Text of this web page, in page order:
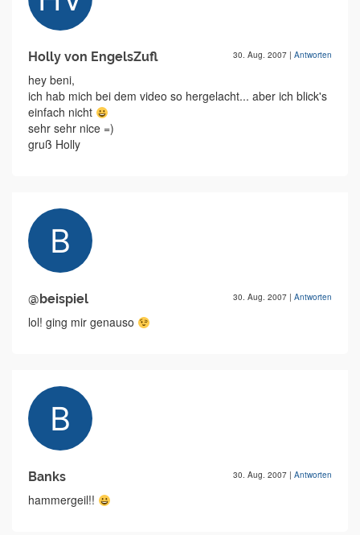
Holly von EngelsZufl 30. Aug. 2007 | Antworten
hey beni,
ich hab mich bei dem video so hergelacht... aber ich blick's
einfach nicht
sehr sehr nice =)
gruß Holly
@beispiel 30. Aug. 2007 | Antworten
lol! ging mir genauso
Banks 30. Aug. 2007 | Antworten
hammergeil!!